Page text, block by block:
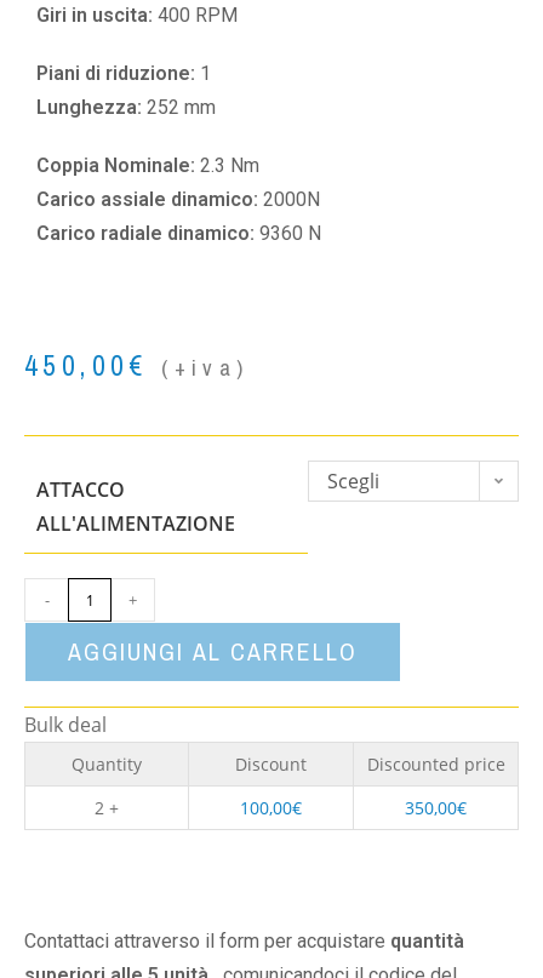
Giri in uscita: 400 RPM
Piani di riduzione: 1
Lunghezza: 252 mm
Coppia Nominale: 2.3 Nm
Carico assiale dinamico: 2000N
Carico radiale dinamico: 9360 N
450,00€ (+iva)
ATTACCO
ALL'ALIMENTAZIONE
Scegli
- +
AGGIUNGI AL CARRELLO
Bulk deal
Quantity Discount
Discounted price
2 +
100,00€ 350,00€
Contattaci attraverso il form per acquistare quantità